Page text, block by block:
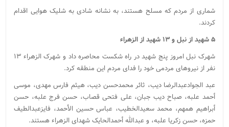
شماری از مردم که مسلح هستند، به نشانه شادی به شلیک هوایی اقدام
کردند.
۵ شهید از نبل و ۱۳ شهید از الزهراء
شهرک نبل امروز پنج شهید در راه شکست محاصره داد و شهرک الزهراء ۱۳
نفر از نیروهای مردمی خود را فدای مردم این منطقه کرد.
عبد الجوادعبدالرضا دیب، ثائر محمدحسن دیب، هیثم فارس مهدی، موسى
أحمد علبه، صباح دیب جبان، علی فتحی قصاب، حسن فرج علبه، حسن
أبراهیم همهم، محمد سعیدالخطیب، عباس حسین الأحمد، فایزعبدالطیف
حمزه، حسن زکریا علبه، و عبدالله أحمدالحایک شهدای الزهراء هستند.